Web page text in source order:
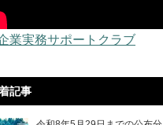
業実務サポートクラブ
記事